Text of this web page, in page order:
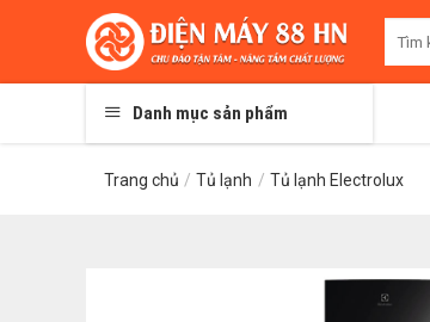
kiếm:
Danh mục sản phẩm
Trang chủ / Tủ lạnh / Tủ lạnh Electrolux